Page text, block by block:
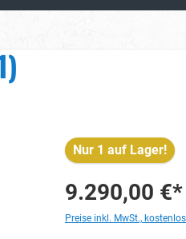
Nur 1 auf Lager!
9.290,00 €*
Preise inkl. MwSt.,